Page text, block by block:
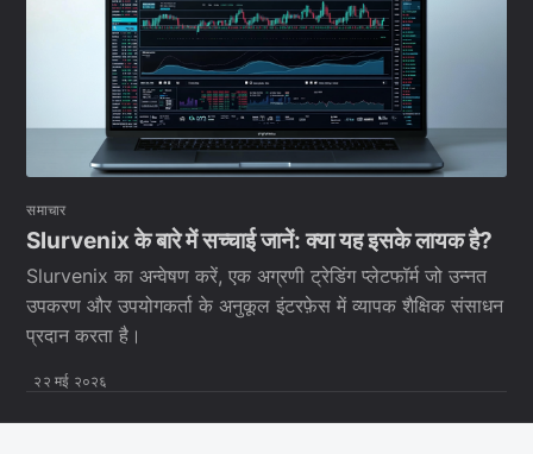
समाचार
Slurvenix के बारे में सच्चाई जानें: क्या यह इसके लायक है?
Slurvenix का अन्वेषण करें, एक अग्रणी ट्रेडिंग प्लेटफॉर्म जो उन्नत
उपकरण और उपयोगकर्ता के अनुकूल इंटरफ़ेस में व्यापक शैक्षिक संसाधन
प्रदान करता है।
२२ मई २०२६